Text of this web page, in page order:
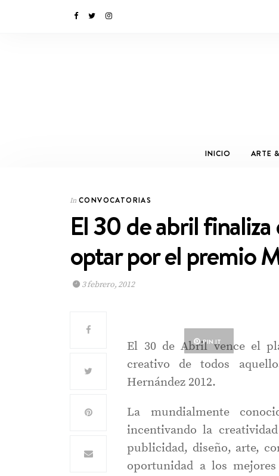
INICIO ARTE
In CONVOCATORIAS
El 30 de abril
optar por el premio
3 febrero, 2012
PIN IT
El 30 de Abril vence el
creativo de todos
Hernández 2012.
La mundialmente
incentivando la
publicidad, diseño, arte,
oportunidad a los